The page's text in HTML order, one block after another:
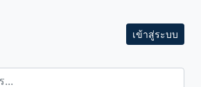
เข้าสู่ระบบ